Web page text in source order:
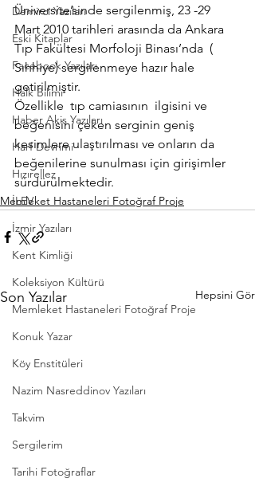
Demirci Yazıları
Eski Kitaplar
Facebook Yazıları
Halk Bilimi
Haber Akis Yazıları
Harf Devrimi
Hızırellez
İLEV
İzmir Yazıları
Kent Kimliği
Koleksiyon Kültürü
Memleket Hastaneleri Fotoğraf Proje
Konuk Yazar
Köy Enstitüleri
Nazim Nasreddinov Yazıları
Takvim
Sergilerim
Tarihi Fotoğraflar
Üniversite’sinde sergilenmiş, 23 -29
Mart 2010 tarihleri arasında da Ankara
Tıp Fakültesi Morfoloji Binası’nda  (
Sıhhiye) sergilenmeye hazır hale
getirilmiştir.
Özellikle  tıp camiasının  ilgisini ve
beğenisini çeken serginin geniş
kesimlere ulaştırılması ve onların da
beğenilerine sunulması için girişimler
sürdürülmektedir.
Memleket Hastaneleri Fotoğraf Proje
Son Yazılar Hepsini Gör